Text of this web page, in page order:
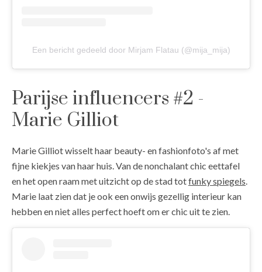
Een bericht gedeeld door Mirjam Flatau (@mija_mija)
Parijse influencers #2 -
Marie Gilliot
Marie Gilliot wisselt haar beauty- en fashionfoto's af met
fijne kiekjes van haar huis. Van de nonchalant chic eettafel
en het open raam met uitzicht op de stad totfunky spiegels.
Marie laat zien dat je ook een onwijs gezellig interieur kan
hebben en niet alles perfect hoeft om er chic uit te zien.